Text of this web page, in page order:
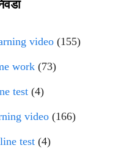
video (155)
work (73)
test (4)
video (166)
test (4)